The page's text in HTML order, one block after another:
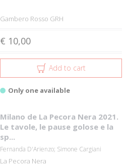
Gambero Rosso GRH
€ 10,00
Add to cart
Only one available
Milano de La Pecora Nera 2021.
Le tavole, le pause golose e la
sp...
Fernanda D'Arienzo; Simone Cargiani
La Pecora Nera